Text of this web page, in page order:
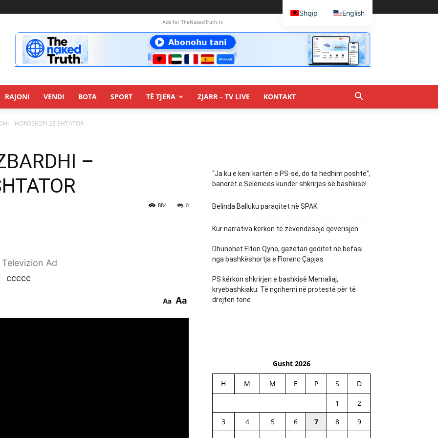
Ads for TheNakedTruth.tv
RAJONI VENDI BOTA SPORT TË TJERA ZJARR – TV LIVE KONTAKT
– HOROSKOPI 23 SHTATOR
–
0
884
Ad
ccccc
Aa Aa
“Ja ku e keni kartën e PS-së, do ta hedhim poshtë”,
banorët e Selenicës kundër shkrirjes së bashkisë!
Belinda Balluku paraqitet në SPAK
Kur narrativa kërkon të zëvendësojë qeverisjen
Dhunohet Elton Qyno, gazetari goditet në befasi
nga bashkëshortja e Florenc Çapjas
PS kërkon shkrirjen e bashkisë Memaliaj,
kryebashkiaku: Të ngrihemi në protestë për të
drejtën tonë
Gusht 2026
H M M E P S D
1
2
3
4 5 6 7 8
9
Shqip English